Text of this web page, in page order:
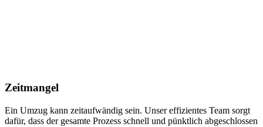
Zeitmangel
Ein Umzug kann zeitaufwändig sein. Unser effizientes Team sorgt
dafür, dass der gesamte Prozess schnell und pünktlich abgeschlossen